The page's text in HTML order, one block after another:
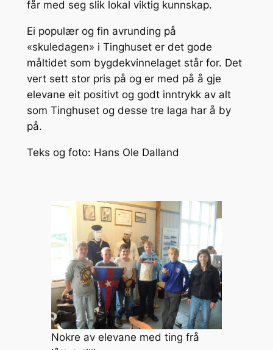
får med seg slik lokal viktig kunnskap.
Ei populær og fin avrunding på
«skuledagen» i Tinghuset er det gode
måltidet som bygdekvinnelaget står for. Det
vert sett stor pris på og er med på å gje
elevane eit positivt og godt inntrykk av alt
som Tinghuset og desse tre laga har å by
på.
Teks og foto: Hans Ole Dalland
Nokre av elevane med ting frå